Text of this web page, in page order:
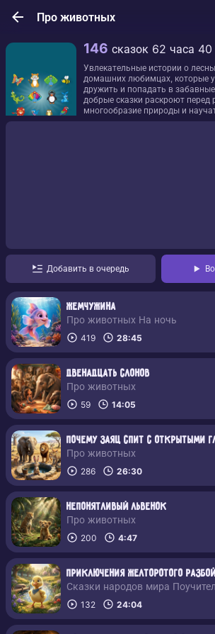
Про животных
146 сказок 62 часа
Увлекательные истории о
домашних любимцах, которые
дружить и попадать в
добрые сказки раскроют перед
многообразие природы и
отношению к братьям нашим
Добавить в очередь
Жемчужина
Про животных На ночь
419 28:45
Двенадцать слонов
Про животных
59 14:05
Почему заяц спит с открытыми
Про животных
286 26:30
Непонятливый львенок
Про животных
200 4:47
Приключения желторотого
132 24:04